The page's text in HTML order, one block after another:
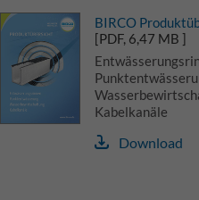
BIRCO
[PDF, 6,47 MB ]
Kabelkanäle
Download